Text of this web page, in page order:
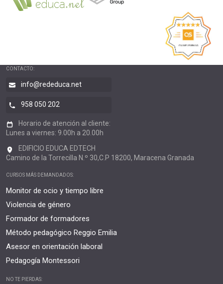
CONTACTO:
info@rededuca.net
958 050 202
Horario de atención al cliente:
Lunes a viernes: 9.00h a 20.00h
EDIFICIO EDUCA EDTECH
Camino de la Torrecilla N.º 30,C.P 18200, Maracena Granada
CURSOS MÁS DEMANDADOS:
Monitor de ocio y tiempo libre
Violencia de género
Formador de formadores
Método pedagógico Reggio Emilia
Asesor en orientación laboral
Pedagogía Montessori
NO TE PIERDAS: